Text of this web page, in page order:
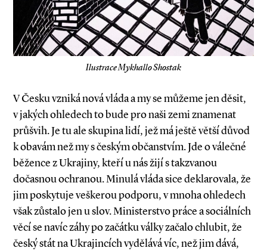
Ilustrace Mykhallo Shostak
V Česku vzniká nová vláda a my se můžeme jen děsit,
v jakých ohledech to bude pro naši zemi znamenat
průšvih. Je tu ale skupina lidí, jež má ještě větší důvod
k obavám než my s českým občanstvím. Jde o válečné
běžence z Ukrajiny, kteří u nás žijí s takzvanou
dočasnou ochranou. Minulá vláda sice deklarovala, že
jim poskytuje veškerou podporu, v mnoha ohledech
však zůstalo jen u slov. Ministerstvo práce a sociálních
věcí se navíc záhy po začátku války začalo chlubit, že
český stát na Ukrajincích vydělává víc, než jim dává,